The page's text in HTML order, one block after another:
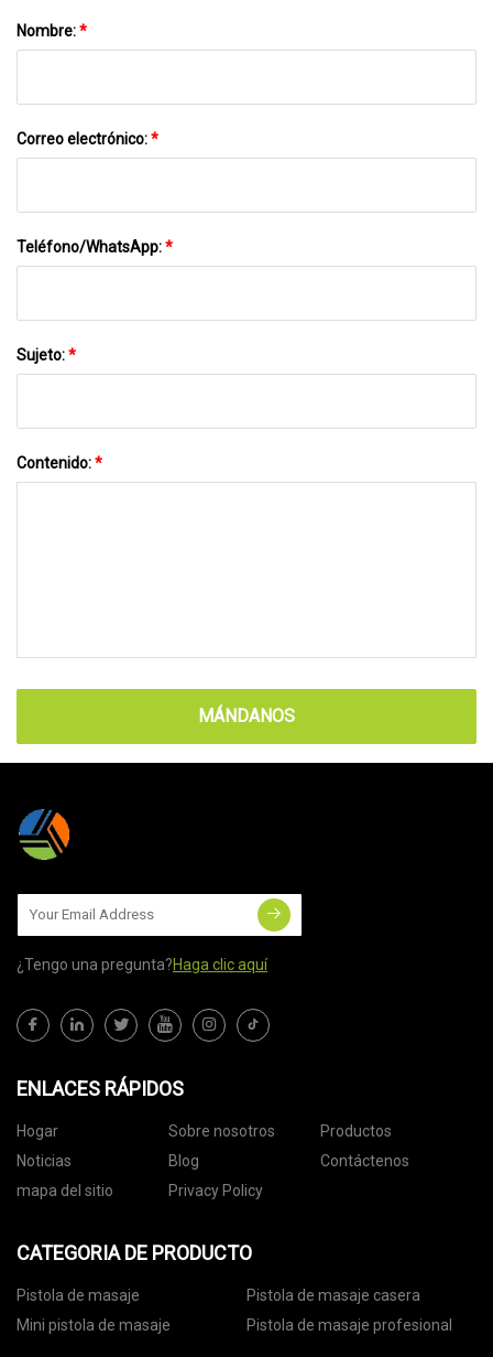
Nombre:*
Correo electrónico:*
Teléfono/WhatsApp:*
Sujeto:*
Contenido:*
MÁNDANOS
¿Tengo una pregunta?Haga clic aquí
ENLACES RÁPIDOS
Hogar Sobre nosotros
Productos
Noticias
Blog
Contáctenos
mapa del sitio
Privacy Policy
CATEGORIA DE PRODUCTO
Pistola de masaje
Pistola de masaje casera
Mini pistola de masaje
Pistola de masaje profesional